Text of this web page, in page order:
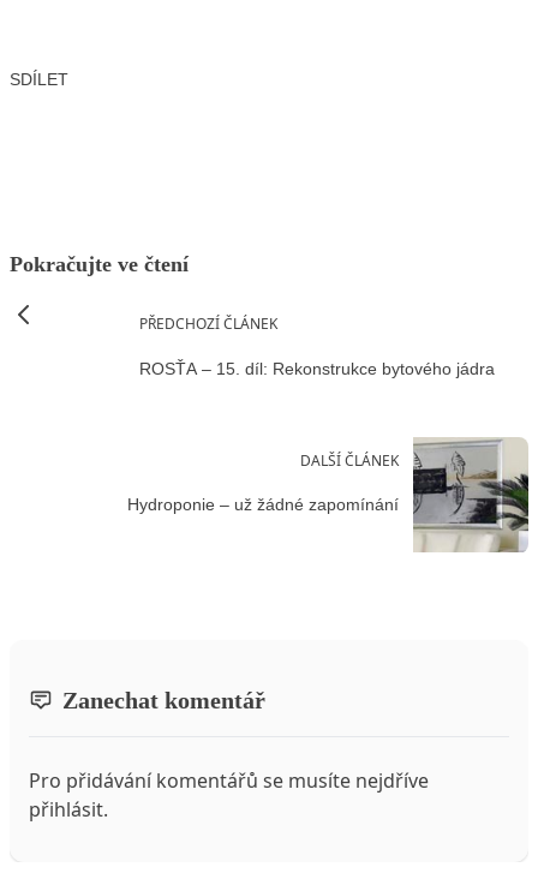
SDÍLET
Pokračujte ve čtení
PŘEDCHOZÍ ČLÁNEK
ROSŤA – 15. díl: Rekonstrukce bytového jádra
DALŠÍ ČLÁNEK
Hydroponie – už žádné zapomínání
Zanechat komentář
Pro přidávání komentářů se musíte nejdříve
přihlásit.